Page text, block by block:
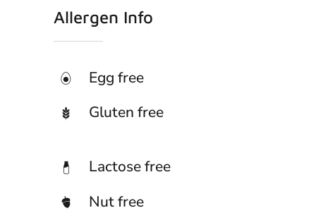
Allergen Info
Egg free
Gluten free
Lactose free
Nut free